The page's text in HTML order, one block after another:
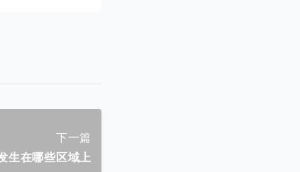
下一篇
生在哪些区域上